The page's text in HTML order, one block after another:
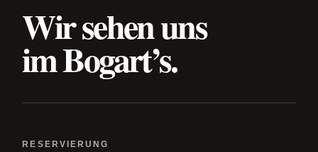
Wir sehen uns
im Bogart’s.
RESERVIERUNG